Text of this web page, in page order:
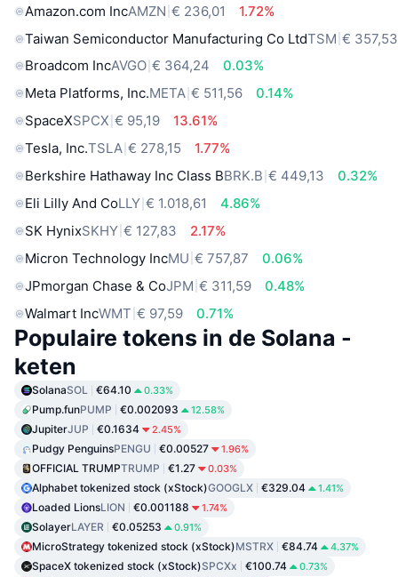
Amazon.com IncAMZN € 236,01
1.72%
Taiwan Semiconductor Manufacturing Co LtdTSM € 357,53
Broadcom IncAVGO € 364,24
0.03%
Meta Platforms, Inc.META € 511,56
0.14%
SpaceXSPCX € 95,19
13.61%
Tesla, Inc.TSLA € 278,15
1.77%
Berkshire Hathaway Inc Class BBRK.B € 449,13
0.32%
Eli Lilly And CoLLY € 1.018,61
4.86%
SK HynixSKHY € 127,83
2.17%
Micron Technology IncMU € 757,87
0.06%
JPmorgan Chase & CoJPM € 311,59
0.48%
Walmart IncWMT € 97,59 0.71%
Populaire tokens in de Solana -
keten
SolanaSOL €64.10 0.33%
Pump.funPUMP €0.002093 12.58%
JupiterJUP €0.1634 2.45%
Pudgy PenguinsPENGU €0.00527 1.96%
OFFICIAL TRUMPTRUMP €1.27 0.03%
Alphabet tokenized stock (xStock)GOOGLX €329.04 1.41%
Loaded LionsLION €0.001188 1.74%
SolayerLAYER €0.05253 0.91%
MicroStrategy tokenized stock (xStock)MSTRX €84.74 4.37%
SpaceX tokenized stock (xStock)SPCXx €100.74 0.73%